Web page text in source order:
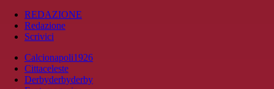
REDAZIONE
Redazione
Scrivici
Calcionapoli1926
Cittaceleste
Derbyderbyderby